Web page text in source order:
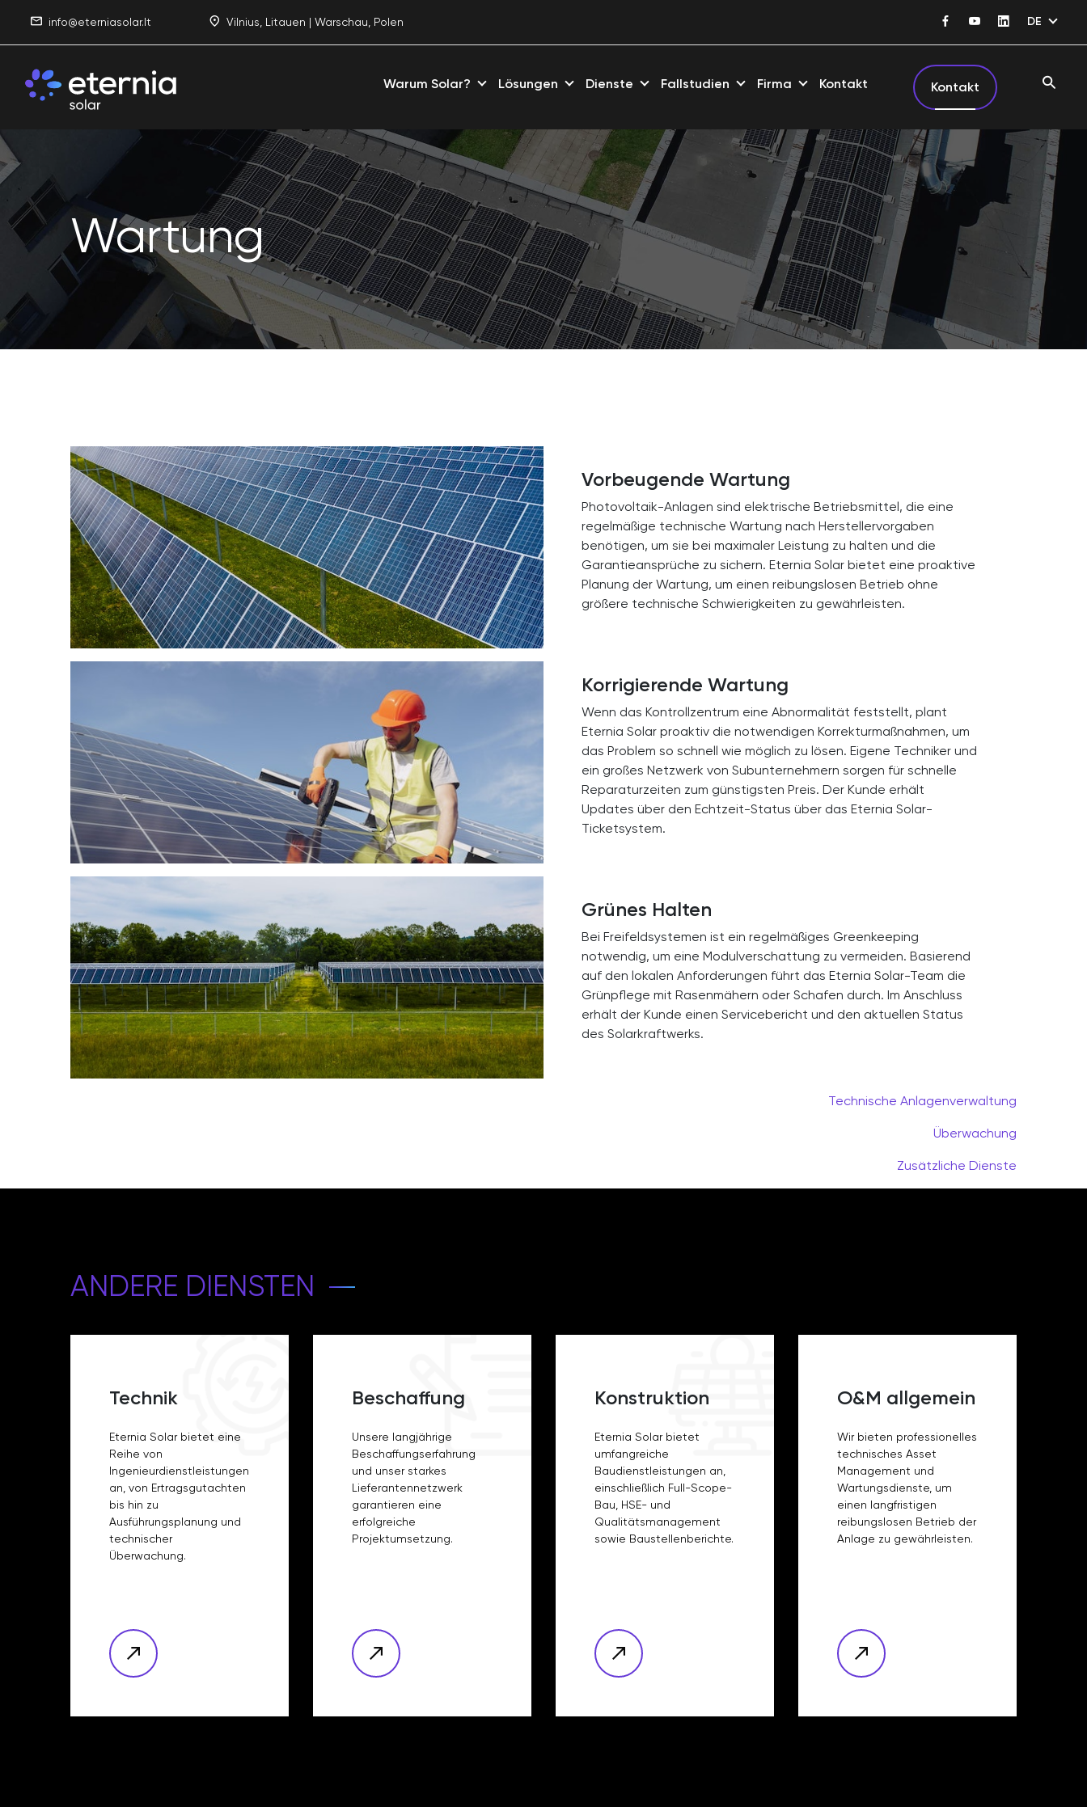
info@eterniasolar.lt Vilnius, Litauen | Warschau, Polen DE
Warum Solar? Lösungen Dienste Fallstudien Firma Kontakt Kontakt
Wartung
Vorbeugende Wartung
Photovoltaik-Anlagen sind elektrische Betriebsmittel, die eine
regelmäßige technische Wartung nach Herstellervorgaben
benötigen, um sie bei maximaler Leistung zu halten und die
Garantieansprüche zu sichern. Eternia Solar bietet eine proaktive
Planung der Wartung, um einen reibungslosen Betrieb ohne
größere technische Schwierigkeiten zu gewährleisten.
Korrigierende Wartung
Wenn das Kontrollzentrum eine Abnormalität feststellt, plant
Eternia Solar proaktiv die notwendigen Korrekturmaßnahmen, um
das Problem so schnell wie möglich zu lösen. Eigene Techniker und
ein großes Netzwerk von Subunternehmern sorgen für schnelle
Reparaturzeiten zum günstigsten Preis. Der Kunde erhält
Updates über den Echtzeit-Status über das Eternia Solar-
Ticketsystem.
Grünes Halten
Bei Freifeldsystemen ist ein regelmäßiges Greenkeeping
notwendig, um eine Modulverschattung zu vermeiden. Basierend
auf den lokalen Anforderungen führt das Eternia Solar-Team die
Grünpflege mit Rasenmähern oder Schafen durch. Im Anschluss
erhält der Kunde einen Servicebericht und den aktuellen Status
des Solarkraftwerks.
Technische Anlagenverwaltung
Überwachung
Zusätzliche Dienste
ANDERE DIENSTEN
Technik
Eternia Solar bietet eine
Reihe von
Ingenieurdienstleistungen
an, von Ertragsgutachten
bis hin zu
Ausführungsplanung und
technischer
Überwachung.
Beschaffung
Unsere langjährige
Beschaffungserfahrung
und unser starkes
Lieferantennetzwerk
garantieren eine
erfolgreiche
Projektumsetzung.
Konstruktion
Eternia Solar bietet
umfangreiche
Baudienstleistungen an,
einschließlich Full-Scope-
Bau, HSE- und
Qualitätsmanagement
sowie Baustellenberichte.
O&M allgemein
Wir bieten professionelles
technisches Asset
Management und
Wartungsdienste, um
einen langfristigen
reibungslosen Betrieb der
Anlage zu gewährleisten.